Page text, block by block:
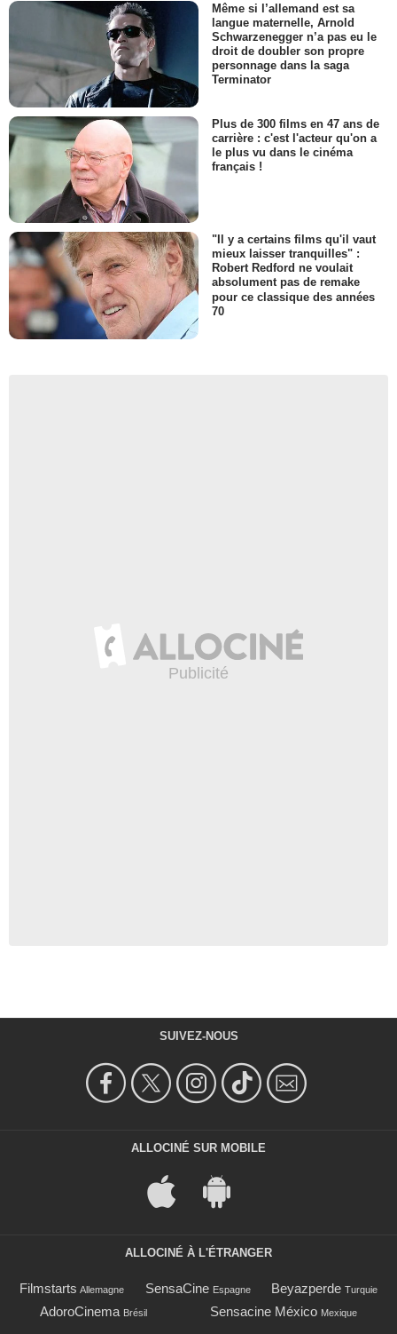
Même si l’allemand est sa
langue maternelle, Arnold
Schwarzenegger n’a pas eu le
droit de doubler son propre
personnage dans la saga
Terminator
Plus de 300 films en 47 ans de
carrière : c'est l'acteur qu'on a
le plus vu dans le cinéma
français !
"Il y a certains films qu'il vaut
mieux laisser tranquilles" :
Robert Redford ne voulait
absolument pas de remake
pour ce classique des années
70
SUIVEZ-NOUS
ALLOCINÉ SUR MOBILE
ALLOCINÉ À L'ÉTRANGER
Filmstarts Allemagne SensaCine Espagne Beyazperde Turquie
AdoroCinema Brésil Sensacine México Mexique